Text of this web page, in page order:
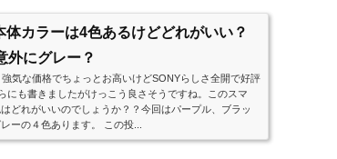
カラーは4色あるけどどれがいい？
外にグレー？
気な価格でちょっとお高いけどSONYらしさ全開で好評
にも書きましたがけっこう良さそうですね。このスマ
どれがいいのでしょうか？？今回はパープル、ブラッ
ーの４色あります。 この投...